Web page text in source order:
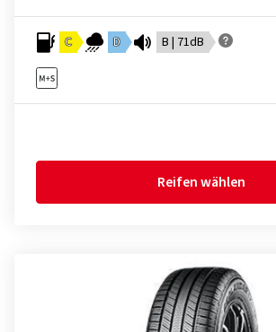
C D B | 71dB
Reifen wählen